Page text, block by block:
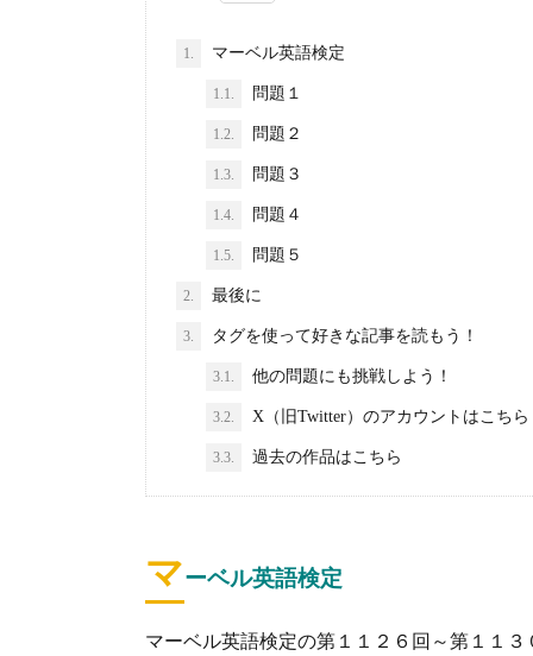
1. マーベル英語検定
1.1. 問題１
1.2. 問題２
1.3. 問題３
1.4. 問題４
1.5. 問題５
2. 最後に
3. タグを使って好きな記事を読もう！
3.1. 他の問題にも挑戦しよう！
3.2. X（旧Twitter）のアカウントはこちら
3.3. 過去の作品はこちら
マーベル英語検定
マーベル英語検定の第１１２６回～第１１